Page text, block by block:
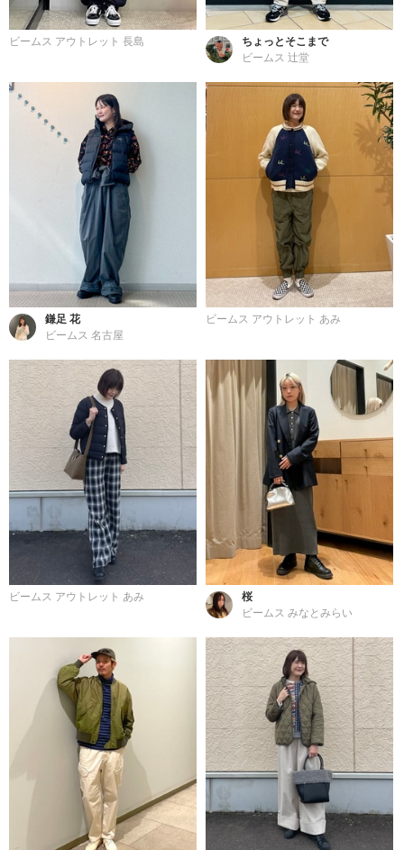
ビームス アウトレット 長島
ちょっとそこまで
ビームス 辻堂
鎌足 花
ビームス 名古屋
ビームス アウトレット あみ
ビームス アウトレット あみ
桜
ビームス みなとみらい